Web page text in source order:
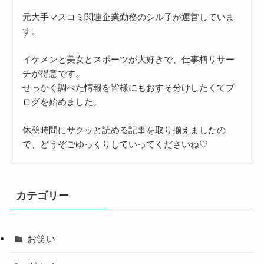
元大手マスコミ関連企業勤務のシル子が運営していま
す。
イケメンと美女とスポーツが大好きで、仕事柄リサー
チが得意です。
せっかく調べた情報を皆様にもおすそ分けしたくてブ
ログを始めました。
休憩時間にサクッと読める記事を取り揃えましたの
で、どうぞごゆっくりしていってくださいね♡
カテゴリー
お笑い